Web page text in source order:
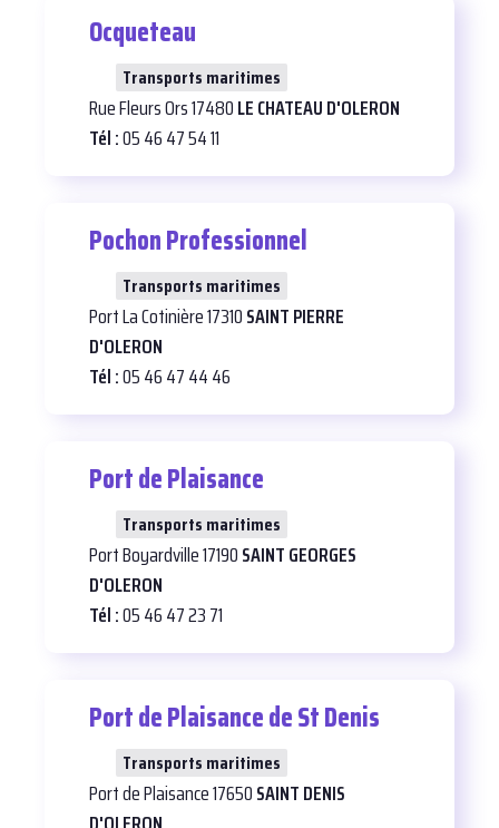
Ocqueteau
Transports maritimes
Rue Fleurs Ors 17480LE CHATEAU D'OLERON
Tél :05 46 47 54 11
Pochon Professionnel
Transports maritimes
Port La Cotinière 17310SAINT PIERRE
D'OLERON
Tél :05 46 47 44 46
Port de Plaisance
Transports maritimes
Port Boyardville 17190SAINT GEORGES
D'OLERON
Tél :05 46 47 23 71
Port de Plaisance de St Denis
Transports maritimes
Port de Plaisance 17650SAINT DENIS